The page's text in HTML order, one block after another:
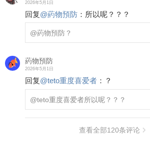
2026年5月1日
回复@葯物預防 ： 所以呢？？？
@葯物預防 ？
葯物預防
2026年5月1日
回复@teto重度喜爱者 ： ？
@teto重度喜爱者所以呢？？？
查看全部120条评论